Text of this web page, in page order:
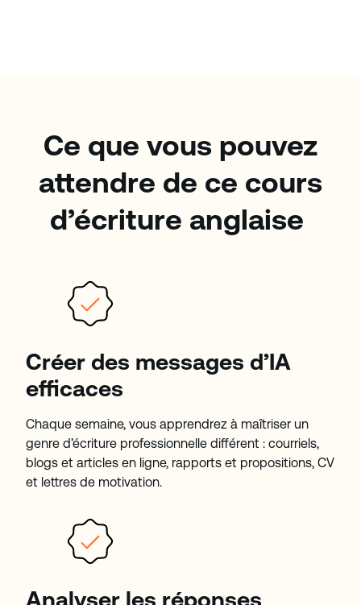
Ce que vous pouvez
attendre de ce cours
d’écriture anglaise
Créer des messages d’IA
efficaces
Chaque semaine, vous apprendrez à maîtriser un
genre d’écriture professionnelle différent : courriels,
blogs et articles en ligne, rapports et propositions, CV
et lettres de motivation.
Analyser les réponses